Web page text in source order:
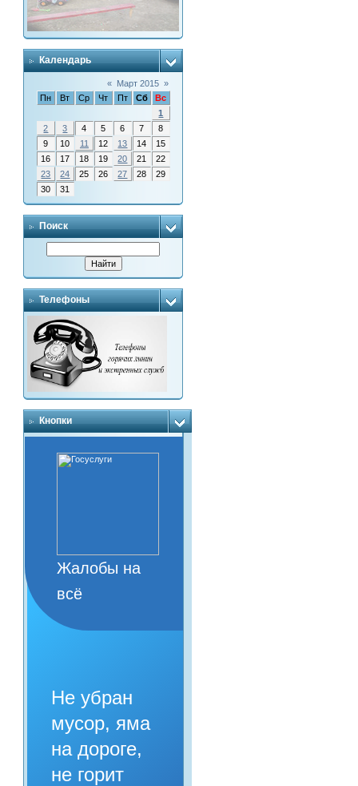
Календарь
« Март 2015 »
Пн
Вт Ср Чт Пт Сб
Вс
1
2
3 4 5 6 7
8
9
10 11 12 13 14
15
16
17 18 19 20 21
22
23
24 25 26 27 28
29
30
31
Поиск
Телефоны
Кнопки
Жалобы на
всё
Не убран
мусор, яма
на дороге,
не горит